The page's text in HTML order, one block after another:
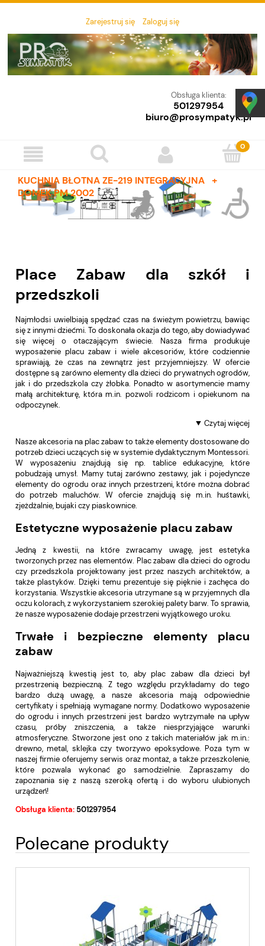
Zarejestruj się Zaloguj się
Obsługa klienta:
501297954
biuro@prosympatyk.pl
KUCHNIA BŁOTNA ZE-219 INTEGRACYJNA +
DOMEK PM 2002
Place Zabaw dla szkół i
przedszkoli
Najmłodsi uwielbiają spędzać czas na świeżym powietrzu, bawiąc
się z innymi dziećmi. To doskonała okazja do tego, aby dowiadywać
się więcej o otaczającym świecie. Nasza firma produkuje
wyposażenie placu zabaw i wiele akcesoriów, które codziennie
sprawiają, że czas na zewnątrz jest przyjemniejszy. W ofercie
dostępne są zarówno elementy dla dzieci do prywatnych ogrodów,
jak i do przedszkola czy żłobka. Ponadto w asortymencie mamy
małą architekturę, która m.in. pozwoli rodzicom i opiekunom na
odpoczynek.
Czytaj więcej
Nasze akcesoria na plac zabaw to także elementy dostosowane do
potrzeb dzieci uczących się w systemie dydaktycznym Montessori.
W wyposażeniu znajdują się np. tablice edukacyjne, które
pobudzają umysł. Mamy tutaj zarówno zestawy, jak i pojedyncze
elementy do ogrodu oraz innych przestrzeni, które można dobrać
do potrzeb maluchów. W ofercie znajdują się m.in. huśtawki,
zjeżdżalnie, bujaki czy piaskownice.
Estetyczne wyposażenie placu zabaw
Jedną z kwestii, na które zwracamy uwagę, jest estetyka
tworzonych przez nas elementów. Plac zabaw dla dzieci do ogrodu
czy przedszkola projektowany jest przez naszych architektów, a
także plastyków. Dzięki temu prezentuje się pięknie i zachęca do
korzystania. Wszystkie akcesoria utrzymane są w przyjemnych dla
oczu kolorach, z wykorzystaniem szerokiej palety barw. To sprawia,
że nasze wyposażenie dodaje przestrzeni wyjątkowego uroku.
Trwałe i bezpieczne elementy placu
zabaw
Najważniejszą kwestią jest to, aby plac zabaw dla dzieci był
przestrzenią bezpieczną. Z tego względu przykładamy do tego
bardzo dużą uwagę, a nasze akcesoria mają odpowiednie
certyfikaty i spełniają wymagane normy. Dodatkowo wyposażenie
do ogrodu i innych przestrzeni jest bardzo wytrzymałe na upływ
czasu, próby zniszczenia, a także niesprzyjające warunki
atmosferyczne. Stworzone jest ono z takich materiałów jak m.in.:
drewno, metal, sklejka czy tworzywo epoksydowe. Poza tym w
naszej firmie oferujemy serwis oraz montaż, a także przeszkolenie,
które pozwala wykonać go samodzielnie. Zapraszamy do
zapoznania się z naszą szeroką ofertą i do wyboru ulubionych
urządzeń!
Obsługa klienta: 501297954
Polecane produkty